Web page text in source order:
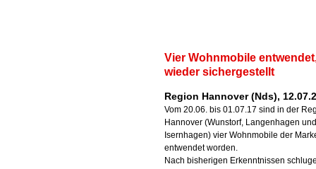
Vier Wohnmobile
wieder sichergestellt
Region Hannover (Nds),
Vom 20.06. bis 01.07.17 sind in der
Hannover (Wunstorf, Langenhagen und
Isernhagen) vier Wohnmobile der
entwendet worden.
Nach bisherigen Erkenntnissen